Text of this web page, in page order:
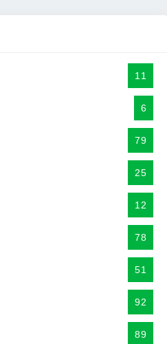
11
6
79
25
12
78
51
92
89